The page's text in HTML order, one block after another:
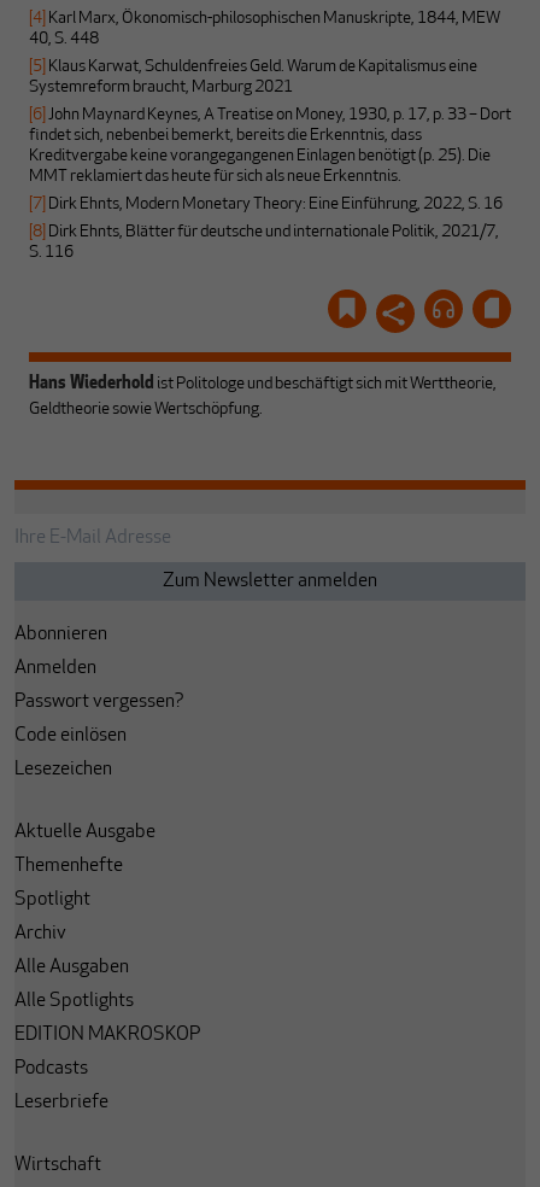
[4] Karl Marx, Ökonomisch-philosophischen Manuskripte, 1844, MEW
40, S. 448
[5] Klaus Karwat, Schuldenfreies Geld. Warum de Kapitalismus eine
Systemreform braucht, Marburg 2021
[6] John Maynard Keynes, A Treatise on Money, 1930, p. 17, p. 33 – Dort
findet sich, nebenbei bemerkt, bereits die Erkenntnis, dass
Kreditvergabe keine vorangegangenen Einlagen benötigt (p. 25). Die
MMT reklamiert das heute für sich als neue Erkenntnis.
[7] Dirk Ehnts, Modern Monetary Theory: Eine Einführung, 2022, S. 16
[8] Dirk Ehnts, Blätter für deutsche und internationale Politik, 2021/7,
S. 116
Hans Wiederhold ist Politologe und beschäftigt sich mit Werttheorie,
Geldtheorie sowie Wertschöpfung.
Abonnieren
Anmelden
Passwort vergessen?
Code einlösen
Lesezeichen
Aktuelle Ausgabe
Themenhefte
Spotlight
Archiv
Alle Ausgaben
Alle Spotlights
EDITION MAKROSKOP
Podcasts
Leserbriefe
Wirtschaft